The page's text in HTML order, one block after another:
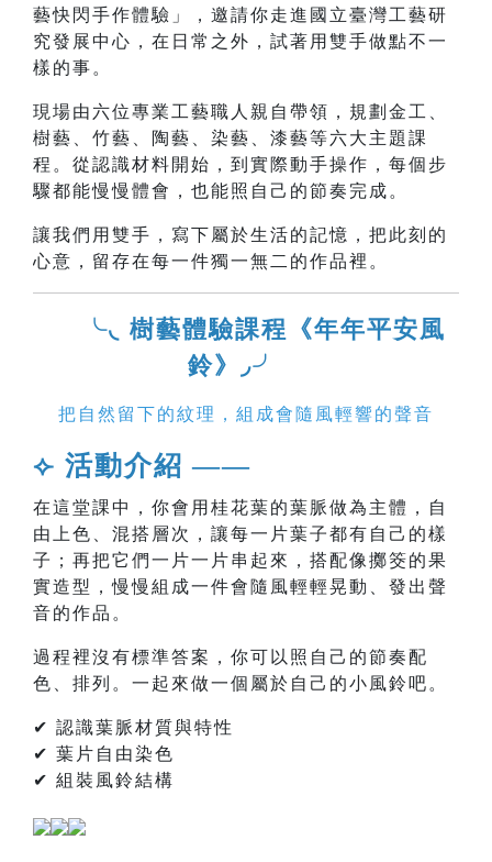
藝快閃手作體驗」，邀請你走進國立臺灣工藝研
究發展中心，在日常之外，試著用雙手做點不一
樣的事。
現場由六位專業工藝職人親自帶領，規劃金工、
樹藝、竹藝、陶藝、染藝、漆藝等六大主題課
程。從認識材料開始，到實際動手操作，每個步
驟都能慢慢體會，也能照自己的節奏完成。
讓我們用雙手，寫下屬於生活的記憶，把此刻的
心意，留存在每一件獨一無二的作品裡。
╰◟ 樹藝體驗課程《年年平安風
鈴》◞╯
把自然留下的紋理，組成會隨風輕響的聲音
⟣ 活動介紹 ——
在這堂課中，你會用桂花葉的葉脈做為主體，自
由上色、混搭層次，讓每一片葉子都有自己的樣
子；再把它們一片一片串起來，搭配像擲筊的果
實造型，慢慢組成一件會隨風輕輕晃動、發出聲
音的作品。
過程裡沒有標準答案，你可以照自己的節奏配
色、排列。一起來做一個屬於自己的小風鈴吧。
✔ 認識葉脈材質與特性
✔ 葉片自由染色
✔ 組裝風鈴結構